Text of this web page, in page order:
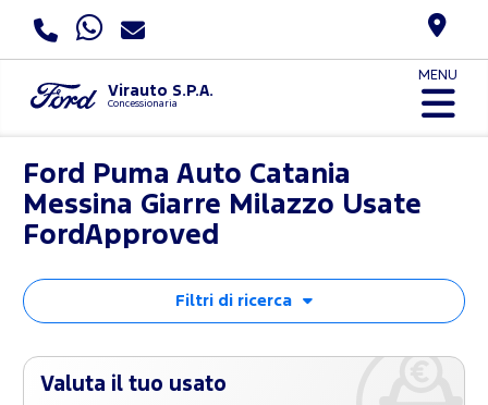
Virauto S.P.A.
Concessionaria
MENU
Ford Puma Auto Catania
Messina Giarre Milazzo Usate
FordApproved
Filtri di ricerca
Valuta il tuo usato